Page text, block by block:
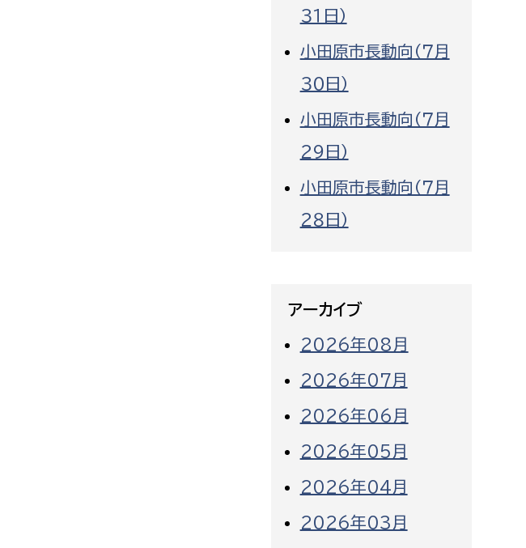
３１日）
小田原市長動向（７月
３０日）
小田原市長動向（７月
２９日）
小田原市長動向（７月
２８日）
アーカイブ
2026年08月
2026年07月
2026年06月
2026年05月
2026年04月
2026年03月